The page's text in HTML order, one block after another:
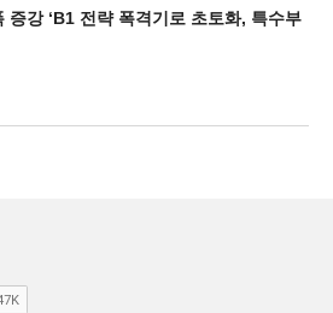
증강 ‘B1 전략 폭격기로 초토화, 특수부